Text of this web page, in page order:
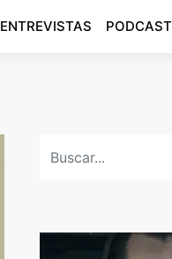
ENTREVISTAS PODCAST